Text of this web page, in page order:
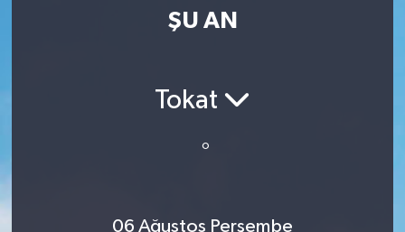
ŞU AN
Tokat
°
06 Ağustos Perşembe